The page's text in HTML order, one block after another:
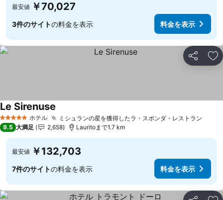
最安値 ￥70,027
3件のサイトの料金を表示 料金を表示
シェア お
5 ホテルのランク
ホテル ミシュランの星を獲得したラ・スポンダ・レストラン
Le Sirenuse
9.5 大満足 2,658 Lauritoまで1.7 km
最安値 ￥132,703
7件のサイトの料金を表示 料金を表示